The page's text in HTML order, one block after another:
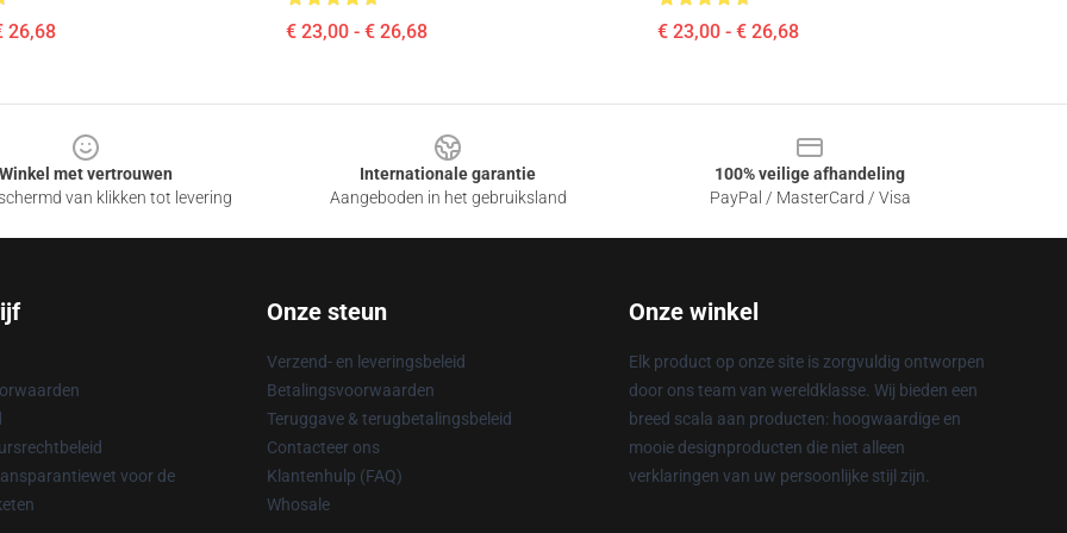
26,68 € 23,00 - € 26,68 € 23,00 - € 26,68
Winkel met vertrouwen
van klikken tot levering
Internationale garantie
Aangeboden in het gebruiksland
100% veilige afhandeling
PayPal / MasterCard / Visa
voor de
Onze steun
Verzend- en leveringsbeleid
Betalingsvoorwaarden
Teruggave & terugbetalingsbeleid
Contacteer ons
Klantenhulp (FAQ)
Whosale
Onze winkel
Elk product op onze site is zorgvuldig ontworpen
door ons team van wereldklasse. Wij bieden een
breed scala aan producten: hoogwaardige en
mooie designproducten die niet alleen
verklaringen van uw persoonlijke stijl zijn.